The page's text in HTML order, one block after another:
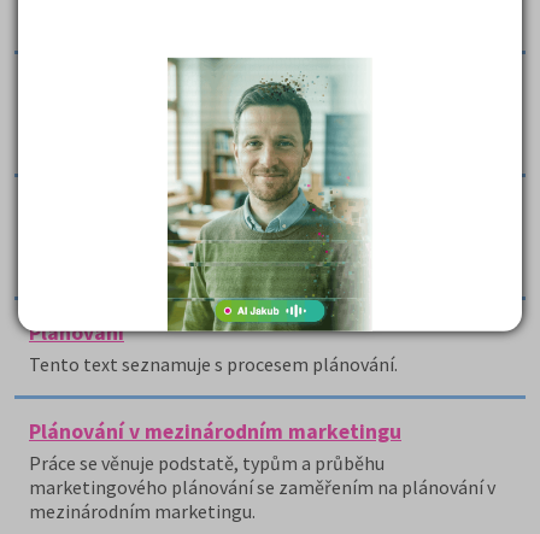
Pivovar Holba - strategický managment
Seminární práce do předmětu rozhodování managera, což
je volitelný předmět na VŠB EkF - Ostrava.
Pizzerie Mexikano a její marketingová strategie
Práce se zabývá marketingovou analýzou
gastronomického podniku Mexikano v Neratovicích.
Plánování
Tento text seznamuje s procesem plánování.
Plánování v mezinárodním marketingu
Práce se věnuje podstatě, typům a průběhu
marketingového plánování se zaměřením na plánování v
mezinárodním marketingu.